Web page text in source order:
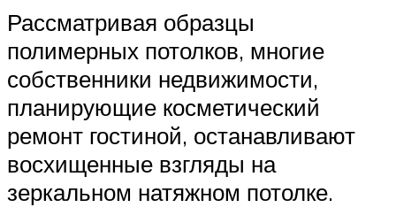
Рассматривая образцы
полимерных потолков, многие
собственники недвижимости,
планирующие косметический
ремонт гостиной, останавливают
восхищенные взгляды на
зеркальном натяжном потолке.